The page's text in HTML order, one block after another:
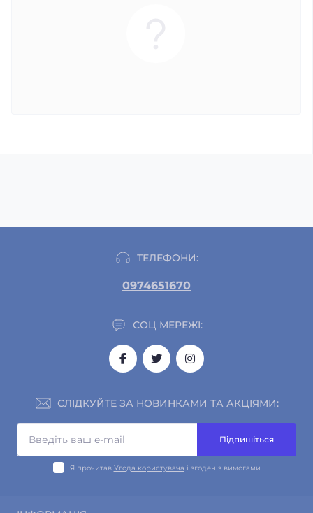
ТЕЛЕФОНИ:
0974651670
СОЦ МЕРЕЖІ:
СЛІДКУЙТЕ ЗА НОВИНКАМИ ТА АКЦІЯМИ:
Підпишіться
Я прочитав Угода користувача і згоден з вимогами